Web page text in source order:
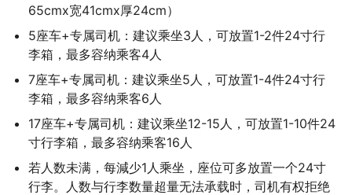
65cmx宽41cmx厚24cm）
5座车+专属司机：建议乘坐3人，可放置1-2件24寸行
李箱，最多容纳乘客4人
7座车+专属司机：建议乘坐5人，可放置1-4件24寸行
李箱，最多容纳乘客6人
17座车+专属司机：建议乘坐12-15人，可放置1-10件24
寸行李箱，最多容纳乘客16人
若人数未满，每減少1⼈乘坐，座位可多放置⼀个24寸
⾏李。人数与行李数量超量无法承载时，司机有权拒绝